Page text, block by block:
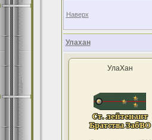
Наверх
Улахан
УлаХан